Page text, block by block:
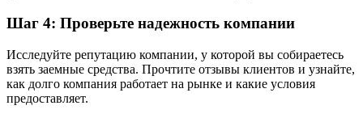
Шаг 4: Проверьте надежность компании
Исследуйте репутацию компании, у которой вы собираетесь
взять заемные средства. Прочтите отзывы клиентов и узнайте,
как долго компания работает на рынке и какие условия
предоставляет.